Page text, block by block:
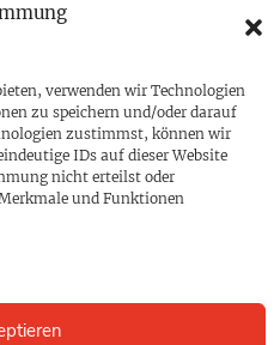
verwenden wir Technologien
zu speichern und/oder darauf
zustimmst, können wir
IDs auf dieser Website
nicht erteilst oder
und Funktionen